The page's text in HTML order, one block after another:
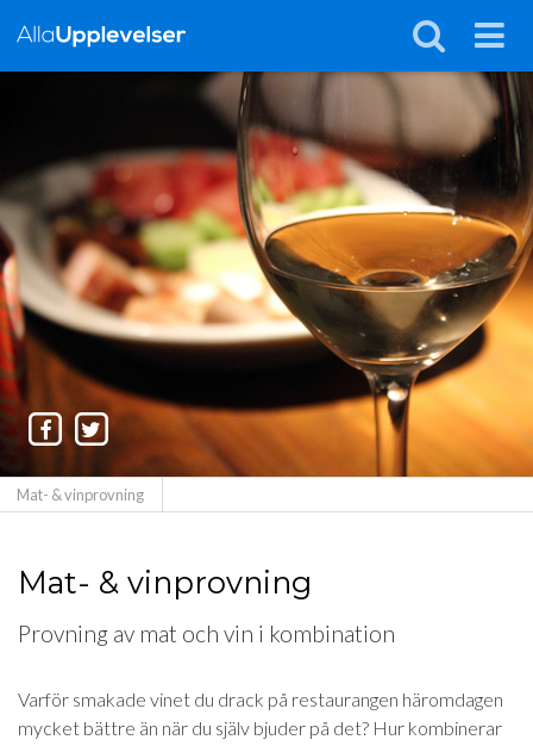
Mat- & vinprovning
Mat- & vinprovning
Provning av mat och vin i kombination
Varför smakade vinet du drack på restaurangen häromdagen
mycket bättre än när du själv bjuder på det? Hur kombinerar